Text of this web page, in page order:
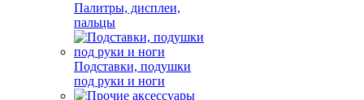
Палитры, дисплеи,
пальцы
Подставки, подушки
под руки и ноги